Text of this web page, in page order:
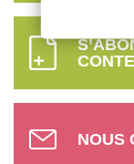
NOUS